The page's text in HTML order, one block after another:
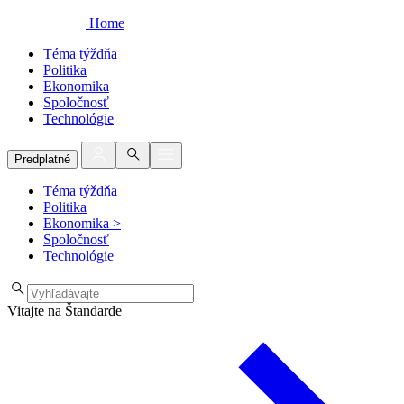
Home
Téma týždňa
Politika
Ekonomika
Spoločnosť
Technológie
Predplatné
Téma týždňa
Politika
Ekonomika >
Spoločnosť
Technológie
Vitajte na Štandarde